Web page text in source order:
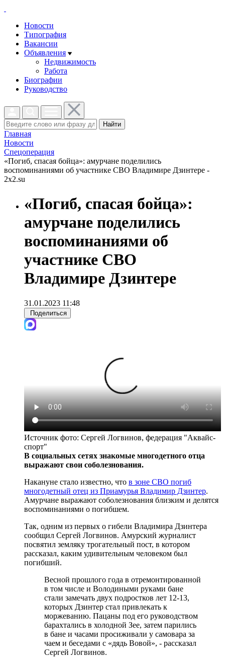
Новости
Типография
Вакансии
Объявления
Недвижимость
Работа
Биографии
Руководство
Найти
Главная
Новости
Спецоперация
«Погиб, спасая бойца»: амурчане поделились
воспоминаниями об участнике СВО Владимире Дзинтере -
2x2.su
«Погиб, спасая бойца»:
амурчане поделились
воспоминаниями об
участнике СВО
Владимире Дзинтере
31.01.2023 11:48
Поделиться
Источник фото: Сергей Логвинов, федерация "Аквайс-
спорт"
В социальных сетях знакомые многодетного отца
выражают свои соболезнования.
Накануне стало известно, что в зоне СВО погиб
многодетный отец из Приамурья Владимир Дзинтер.
Амурчане выражают соболезнования близким и делятся
воспоминаниями о погибшем.
Так, одним из первых о гибели Владимира Дзинтера
сообщил Сергей Логвинов. Амурский журналист
посвятил земляку трогательный пост, в котором
рассказал, каким удивительным человеком был
погибший.
Весной прошлого года в отремонтированной
в том числе и Володиными руками бане
стали замечать двух подростков лет 12-13,
которых Дзинтер стал привлекать к
моржеванию. Пацаны под его руководством
барахтались в холодной Зее, затем парились
в бане и часами просиживали у самовара за
чаем и беседами с «дядь Вовой», - рассказал
Сергей Логвинов.